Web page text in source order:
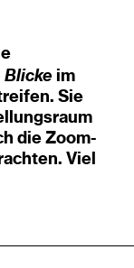
Blicke im
Sie
die Zoom-
Viel